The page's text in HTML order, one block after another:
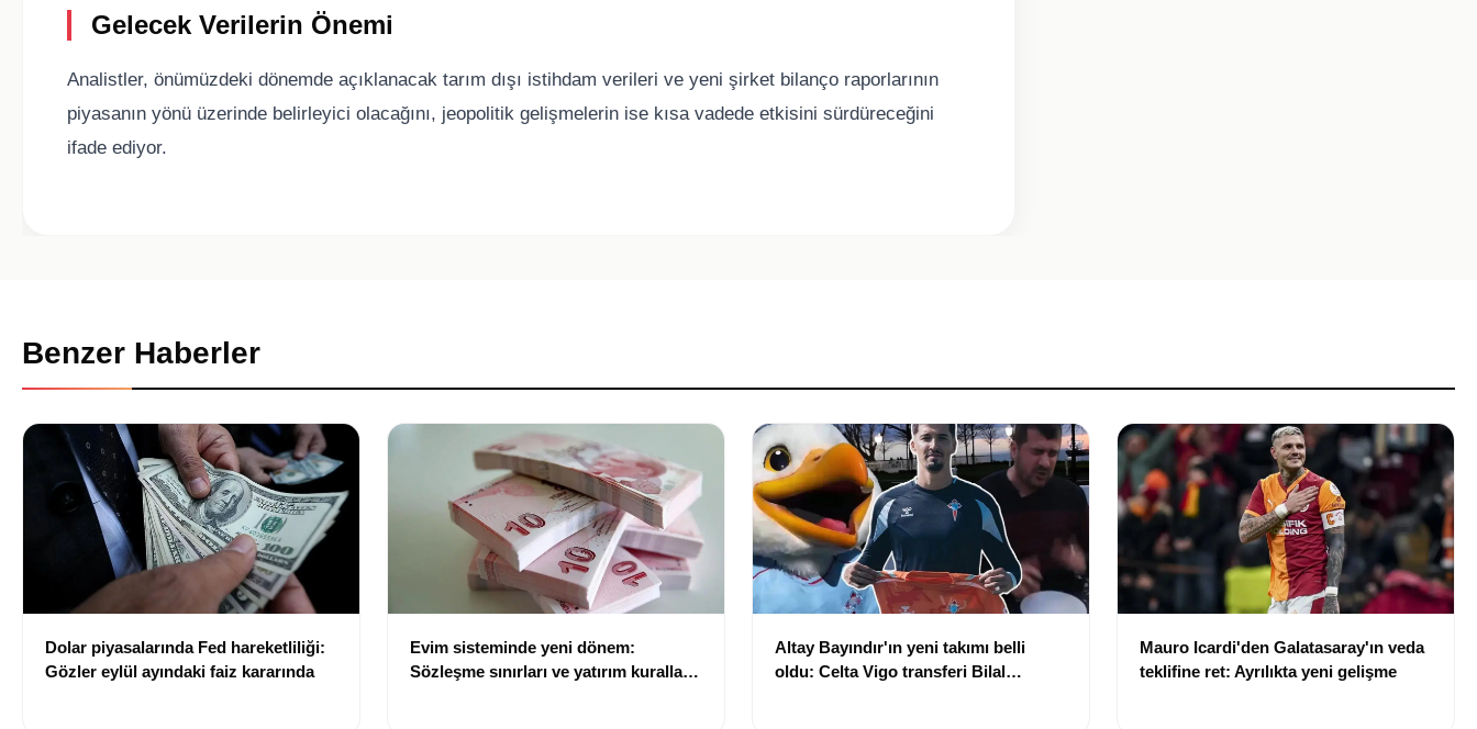
Gelecek Verilerin Önemi
Analistler, önümüzdeki dönemde açıklanacak tarım dışı istihdam verileri ve yeni şirket bilanço raporlarının
piyasanın yönü üzerinde belirleyici olacağını, jeopolitik gelişmelerin ise kısa vadede etkisini sürdüreceğini
ifade ediyor.
Benzer Haberler
Dolar piyasalarında Fed hareketliliği:
Gözler eylül ayındaki faiz kararında
Evim sisteminde yeni dönem:
Sözleşme sınırları ve yatırım kuralları
Altay Bayındır'ın yeni takımı belli
oldu: Celta Vigo transferi Bilal
Mauro Icardi'den Galatasaray'ın veda
teklifine ret: Ayrılıkta yeni gelişme